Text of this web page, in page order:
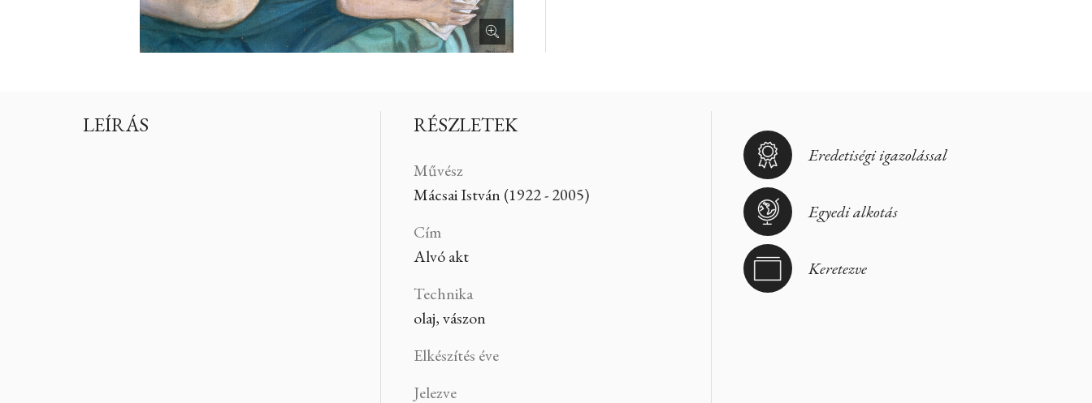
LEÍRÁS RÉSZLETEK
Művész
Mácsai István (1922 - 2005)
Cím
Alvó akt
Technika
olaj, vászon
Elkészítés éve
Jelezve
Eredetiségi igazolással
Egyedi alkotás
Keretezve